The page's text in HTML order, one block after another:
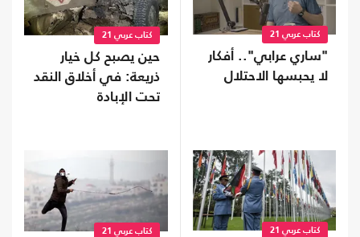
كتاب عربي 21
"ساري عرابي".. أفكار
لا يحبسها الاحتلال
كتاب عربي 21
حين يصبح كل خيار
ذريعة: في أخلاق النقد
تحت الإبادة
كتاب عربي 21 كتاب عربي 21